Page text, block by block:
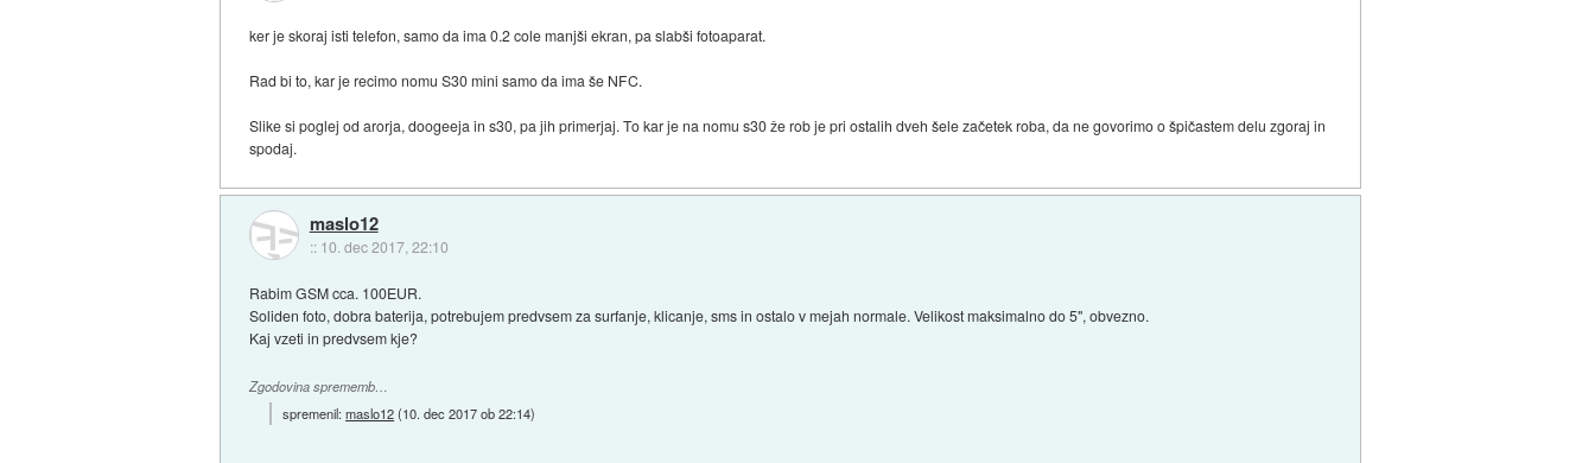
ker je skoraj isti telefon, samo da ima 0.2 cole manjši ekran, pa slabši fotoaparat.
Rad bi to, kar je recimo nomu S30 mini samo da ima še NFC.
Slike si poglej od arorja, doogeeja in s30, pa jih primerjaj. To kar je na nomu s30 že rob je pri ostalih dveh šele začetek roba, da ne govorimo o špičastem delu zgoraj in
spodaj.
maslo12
:: 10. dec 2017, 22:10
Rabim GSM cca. 100EUR.
Soliden foto, dobra baterija, potrebujem predvsem za surfanje, klicanje, sms in ostalo v mejah normale. Velikost maksimalno do 5", obvezno.
Kaj vzeti in predvsem kje?
Zgodovina sprememb…
spremenil:maslo12(10. dec 2017 ob 22:14)